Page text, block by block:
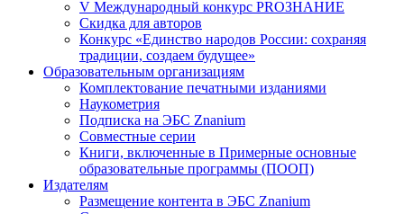
V Международный конкурс PROЗНАНИЕ
Скидка для авторов
Конкурс «Единство народов России: сохраняя
традиции, создаем будущее»
Образовательным организациям
Комплектование печатными изданиями
Наукометрия
Подписка на ЭБС Znanium
Совместные серии
Книги, включенные в Примерные основные
образовательные программы (ПООП)
Издателям
Размещение контента в ЭБС Znanium